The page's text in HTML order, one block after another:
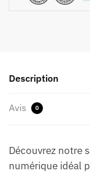
Description
Avis 0
Découvrez notre
numérique idéal